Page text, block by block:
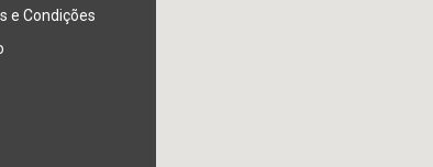
e Condições